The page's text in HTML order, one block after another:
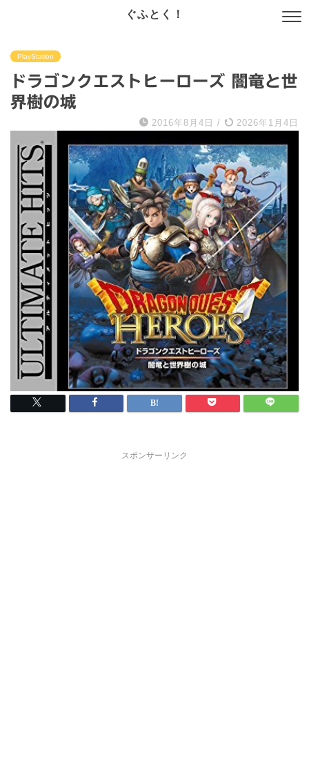
ぐふとく！
PlayStation
ドラゴンクエストヒーローズ 闇竜と世
界樹の城
2016年8月4日 / 2026年1月4日
スポンサーリンク